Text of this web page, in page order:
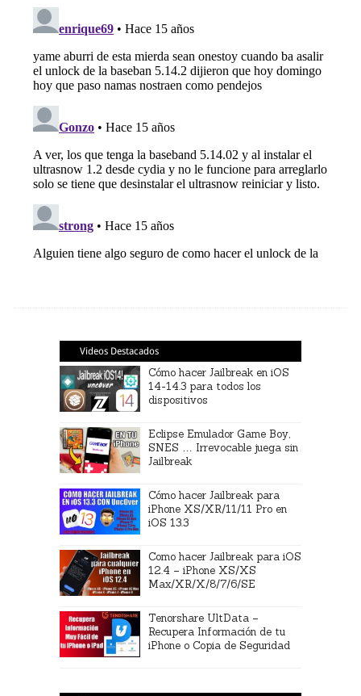
Videos Destacados
Cómo hacer Jailbreak en iOS
14-14.3 para todos los
dispositivos
Eclipse Emulador Game Boy,
SNES … Irrevocable juega sin
Jailbreak
Cómo hacer Jailbreak para
iPhone XS/XR/11/11 Pro en
iOS 13.3
Como hacer Jailbreak para iOS
12.4 – iPhone XS/XS
Max/XR/X/8/7/6/SE
Tenorshare UltData –
Recupera Información de tu
iPhone o Copia de Seguridad